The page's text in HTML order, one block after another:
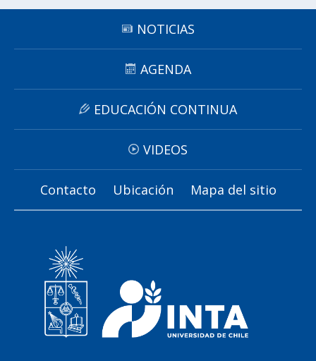
NOTICIAS
AGENDA
EDUCACIÓN CONTINUA
VIDEOS
Contacto Ubicación Mapa del sitio